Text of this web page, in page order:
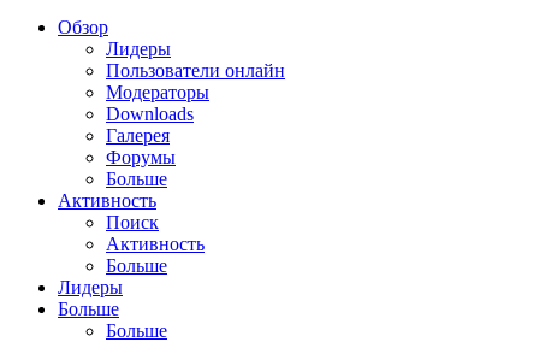
Обзор
Лидеры
Пользователи онлайн
Модераторы
Downloads
Галерея
Форумы
Больше
Активность
Поиск
Активность
Больше
Лидеры
Больше
Больше